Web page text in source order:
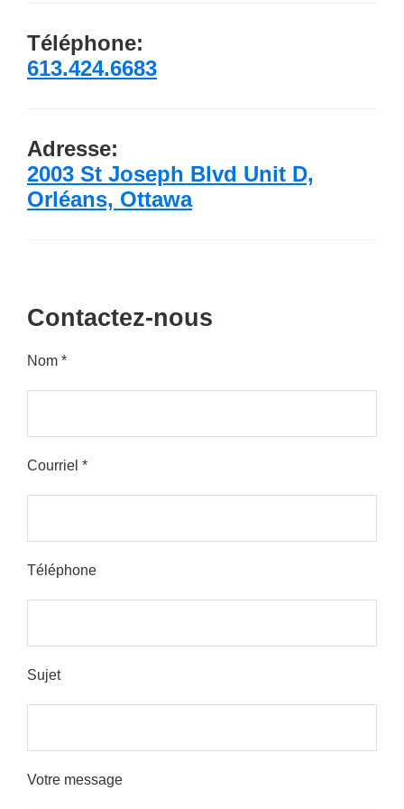
Téléphone:
613.424.6683
Adresse:
2003 St Joseph Blvd Unit D,
Orléans, Ottawa
Contactez-nous
Nom *
Courriel *
Please leave this field empty.
Téléphone
Sujet
Votre message